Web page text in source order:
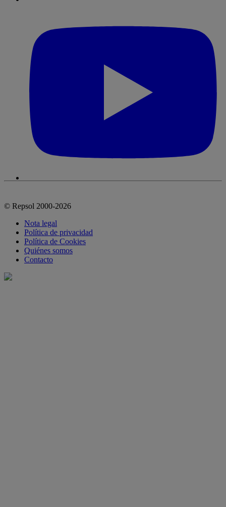
© Repsol 2000-2026
Nota legal
Política de privacidad
Política de Cookies
Quiénes somos
Contacto